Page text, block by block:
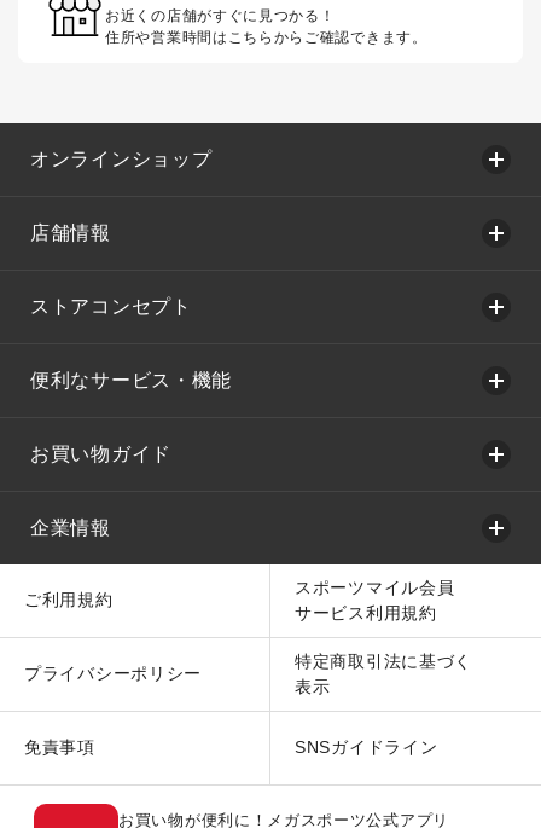
お近くの店舗がすぐに見つかる！
住所や営業時間はこちらからご確認できます。
オンラインショップ
店舗情報
ストアコンセプト
便利なサービス・機能
お買い物ガイド
企業情報
ご利用規約
スポーツマイル会員
サービス利用規約
プライバシーポリシー
特定商取引法に基づく
表示
免責事項 SNSガイドライン
お買い物が便利に！メガスポーツ公式アプリ